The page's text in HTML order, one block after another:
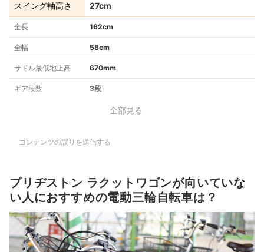
スイング軸高さ 27cm
全長 162cm
全幅 58cm
サドル最低地上高 670mm
ギア段数 3段
全部見る
コンテンツの誤りを送信する
ブリヂストン ラクットワゴンが向いていな
い人におすすめの電動三輪自転車は？